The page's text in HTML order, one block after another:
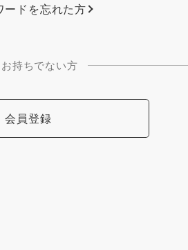
ードを忘れた方
持ちでない方
会員登録